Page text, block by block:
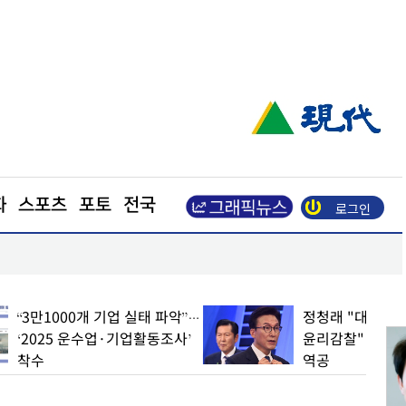
스포츠 포토 전국 로그인
실태 파악”…
활동조사’
정청래 "대표되면 김민석
윤리감찰"… '신천지개입설'
역공